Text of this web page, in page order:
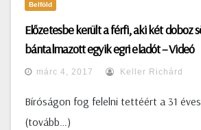
Belföld
Előzetesbe került a férfi, aki két doboz
bántalmazott egyik egri eladót – Videó
márc 4, 2017 Keller Richárd
Bíróságon fog felelni tettéért a 31
(tovább…)